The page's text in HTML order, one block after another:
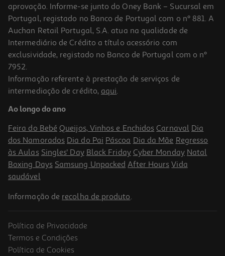
aprovação. Informe-se junto do Oney Bank – Sucursal em
Portugal, registado no Banco de Portugal com o nº 881. A
Auchan Retail Portugal, S.A. atua na qualidade de
Intermediário de Crédito a título acessório com
exclusividade, registado no Banco de Portugal com o nº
7952.
Informação referente à prestação de serviços de
intermediação de crédito, aqui.
Ao longo do ano
Feira do Bebé Queijos, Vinhos e Enchidos Carnaval Dia
dos Namorados Dia do Pai Páscoa Dia da Mãe Regresso
às Aulas Singles' Day Black Friday Cyber Monday Natal
Boxing Days Samsung Unpacked After Hours Vida
saudável
Informação de recolha de produto.
Política de Privacidade
Termos e Condições
Política de Cookies